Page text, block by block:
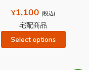
¥1,100 (税込)
宅配商品
Select options